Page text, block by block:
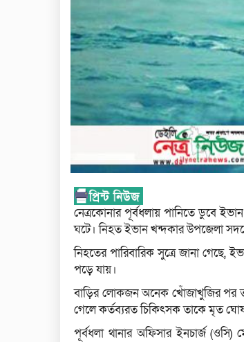
নেত্রকোনার পূর্বধলায় পানিতে ডুবে
ঘটে। নিহত ইভান খন্দকার উপজেলা
নিহতের পারিবারিক সুত্রে জানা গেছে,
পড়ে যায়।
বাড়ির লোকজন অনেক খোঁজাখুজির পর
গেলে কর্তব্যরত চিকিৎসক তাকে মৃত
পূর্বধলা থানার অফিসার ইনচার্জ